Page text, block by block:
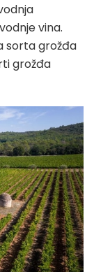
vina.
sorta grožđa
grožđa